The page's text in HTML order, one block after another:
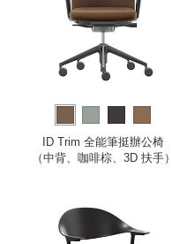
ID Trim 全能筆挺辦公椅
（中背、咖啡棕、3D 扶手）